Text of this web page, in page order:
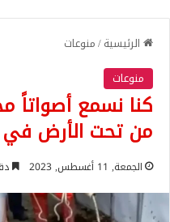
الرئيسية/منوعات
منوعات
كنا نسمع أصواتاً
من تحت الأرض في
الجمعة, 11 أغسطس, 2023